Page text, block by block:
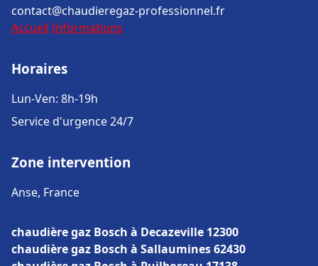
contact@chaudieregaz-professionnel.fr
Accueil Informations
Horaires
Lun-Ven: 8h-19h
Service d'urgence 24/7
Zone intervention
Anse, France
chaudière gaz Bosch à Decazeville 12300
chaudière gaz Bosch à Sallaumines 62430